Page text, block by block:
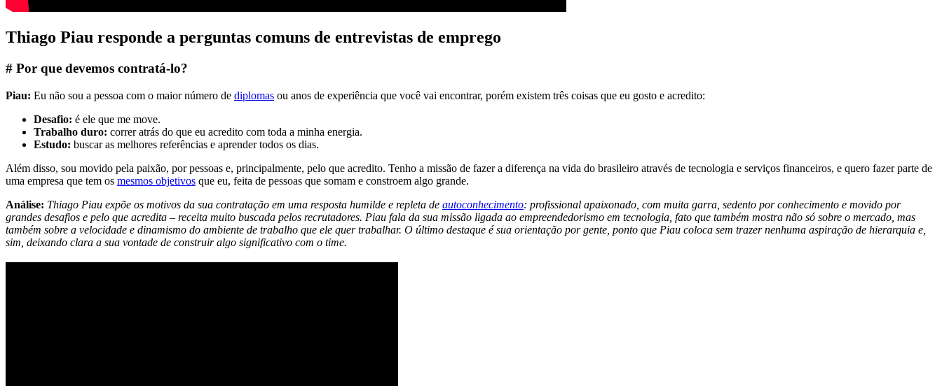
Thiago Piau responde a perguntas comuns de entrevistas de emprego
# Por que devemos contratá-lo?
Piau: Eu não sou a pessoa com o maior número de diplomas ou anos de experiência que você vai encontrar, porém existem três coisas que eu gosto e acredito:
Desafio: é ele que me move.
Trabalho duro: correr atrás do que eu acredito com toda a minha energia.
Estudo: buscar as melhores referências e aprender todos os dias.
Além disso, sou movido pela paixão, por pessoas e, principalmente, pelo que acredito. Tenho a missão de fazer a diferença na vida do brasileiro através de tecnologia e serviços financeiros, e quero fazer parte de
uma empresa que tem os mesmos objetivos que eu, feita de pessoas que somam e constroem algo grande.
Análise: Thiago Piau expõe os motivos da sua contratação em uma resposta humilde e repleta de autoconhecimento: profissional apaixonado, com muita garra, sedento por conhecimento e movido por
grandes desafios e pelo que acredita – receita muito buscada pelos recrutadores. Piau fala da sua missão ligada ao empreendedorismo em tecnologia, fato que também mostra não só sobre o mercado, mas
também sobre a velocidade e dinamismo do ambiente de trabalho que ele quer trabalhar. O último destaque é sua orientação por gente, ponto que Piau coloca sem trazer nenhuma aspiração de hierarquia e,
sim, deixando clara a sua vontade de construir algo significativo com o time.